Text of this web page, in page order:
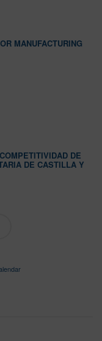
MANUFACTURING
DE
DE CASTILLA Y